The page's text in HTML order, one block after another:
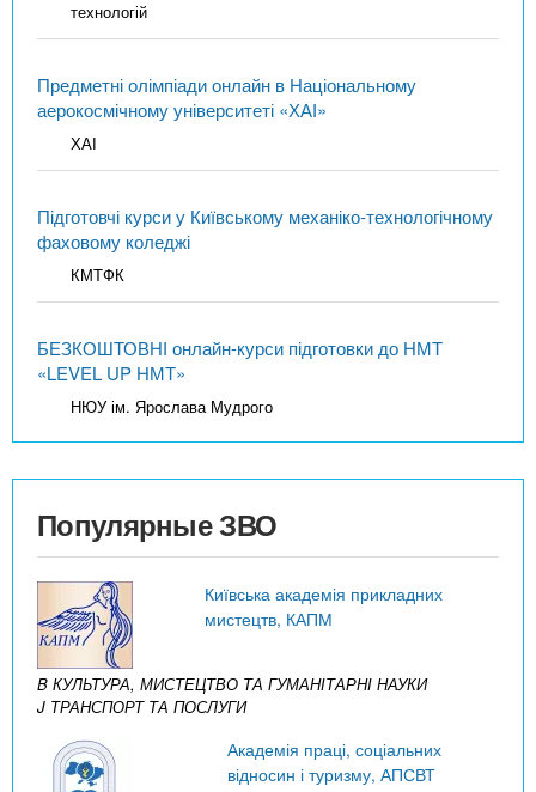
технологій
Предметні олімпіади онлайн в Національному
аерокосмічному університеті «ХАІ»
ХАІ
Підготовчі курси у Київському механіко-технологічному
фаховому коледжі
КМТФК
БЕЗКОШТОВНІ онлайн-курси підготовки до НМТ
«LEVEL UP НМТ»
НЮУ ім. Ярослава Мудрого
Популярные ЗВО
Київська академія прикладних
мистецтв, КАПМ
B КУЛЬТУРА, МИСТЕЦТВО ТА ГУМАНІТАРНІ НАУКИ
J ТРАНСПОРТ ТА ПОСЛУГИ
Академія праці, соціальних
відносин і туризму, АПСВТ